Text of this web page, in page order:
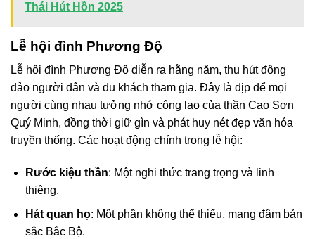
Thái Hút Hồn 2025
Lễ hội đình Phương Độ
Lễ hội đình Phương Độ diễn ra hằng năm, thu hút đông
đảo người dân và du khách tham gia. Đây là dịp để mọi
người cùng nhau tưởng nhớ công lao của thần Cao Sơn
Quý Minh, đồng thời giữ gìn và phát huy nét đẹp văn hóa
truyền thống. Các hoạt động chính trong lễ hội:
Rước kiệu thần: Một nghi thức trang trọng và linh
thiêng.
Hát quan họ: Một phần không thể thiếu, mang đậm bản
sắc Bắc Bộ.